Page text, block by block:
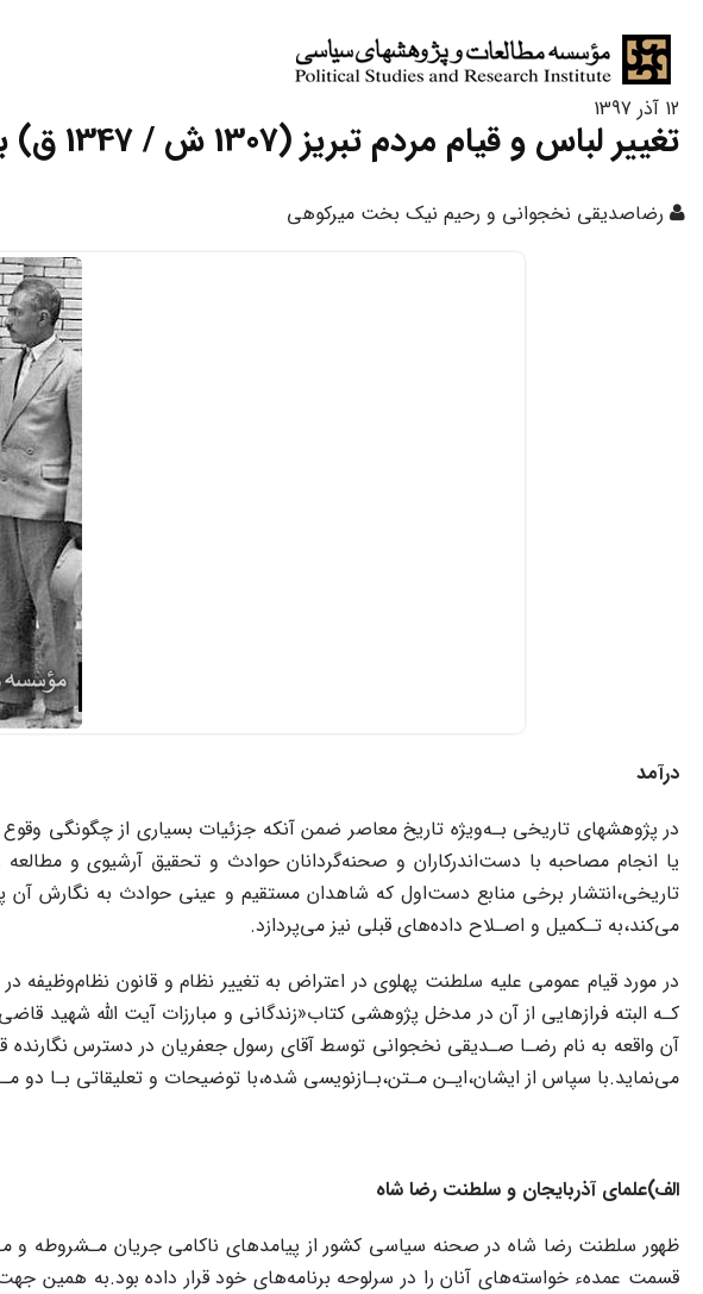
12 آذر 1397
تغییر لباس و قیام مردم تبریز (1307 ش / 1347 ق) بخش نخست
رضاصدیقی نخجوانی و رحیم نیک بخت میرکوهی
درآمد
در پژوهشهای تاریخی بـه‌ویژه تاریخ معاصر ضمن آنکه جزئیات بسیاری از چگونگی‌ وقوع‌
یا انجام مصاحبه با دست‌اندرکاران و صحنه‌گردانان حوادث و تحقیق آرشیوی و
تاریخی،انتشار برخی منابع دست‌اول که شاهدان‌ مستقیم و عینی حوادث به نگارش آن
می‌کند،به تـکمیل و اصـلاح داده‌های‌ قبلی نیز می‌پردازد.
آن واقعه به نام رضـا صـدیقی نخجوانی توسط‌ آقای‌ رسول‌ جعفریان در دسترس
می‌نماید.با سپاس از ایشان‌،ایـن‌ مـتن‌،بـازنویسی شده،با توضیحات و تعلیقاتی بـا
الف)علمای آذربایجان و سلطنت رضا شاه
ظهور سلطنت رضا شاه در صحنه سیاسی‌ کشور‌ از‌ پیامدهای ناکامی جریان مـشروطه و
قسمت عمدهء خواسته‌های آنان را در سرلوحه‌ برنامه‌های‌ خود‌ قرار داده بود.به همین